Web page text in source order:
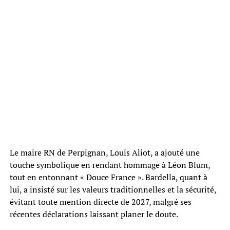
Le maire RN de Perpignan, Louis Aliot, a ajouté une
touche symbolique en rendant hommage à Léon Blum,
tout en entonnant « Douce France ». Bardella, quant à
lui, a insisté sur les valeurs traditionnelles et la sécurité,
évitant toute mention directe de 2027, malgré ses
récentes déclarations laissant planer le doute.